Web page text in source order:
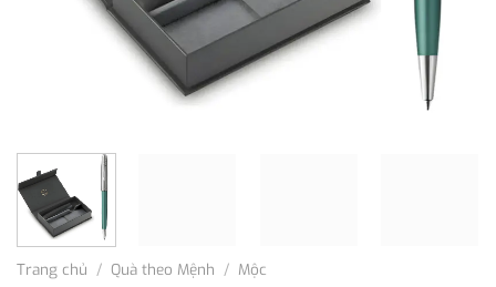
Trang chủ / Quà theo Mệnh / Mộc